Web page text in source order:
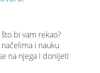
bi vam rekao?
i nauku
na njega i donijeti